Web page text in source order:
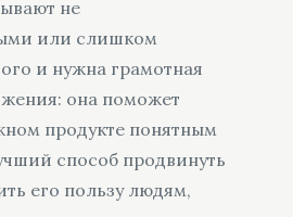
не
или слишком
и нужна грамотная
она поможет
продукте понятным
способ продвинуть
его пользу людям,